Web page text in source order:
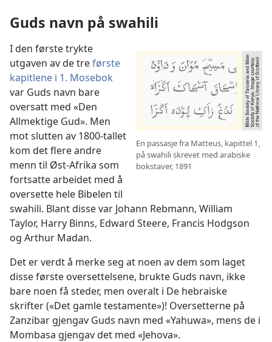
Guds navn på swahili
En passasje fra Matteus, kapittel 1,
på swahili skrevet med arabiske
bokstaver, 1891
I den første trykte
utgaven av de treførste
kapitlene i 1. Mosebok
var Guds navn bare
oversatt med «Den
Allmektige Gud». Men
mot slutten av 1800-tallet
kom det flere andre
menn til Øst-Afrika som
fortsatte arbeidet med å
oversette hele Bibelen til
swahili. Blant disse var Johann Rebmann, William
Taylor, Harry Binns, Edward Steere, Francis Hodgson
og Arthur Madan.
Det er verdt å merke seg at noen av dem som laget
disse første oversettelsene, brukte Guds navn, ikke
bare noen få steder, men overalt i De hebraiske
skrifter («Det gamle testamente»)! Oversetterne på
Zanzibar gjengav Guds navn med «Yahuwa», mens de i
Mombasa gjengav det med «Jehova».